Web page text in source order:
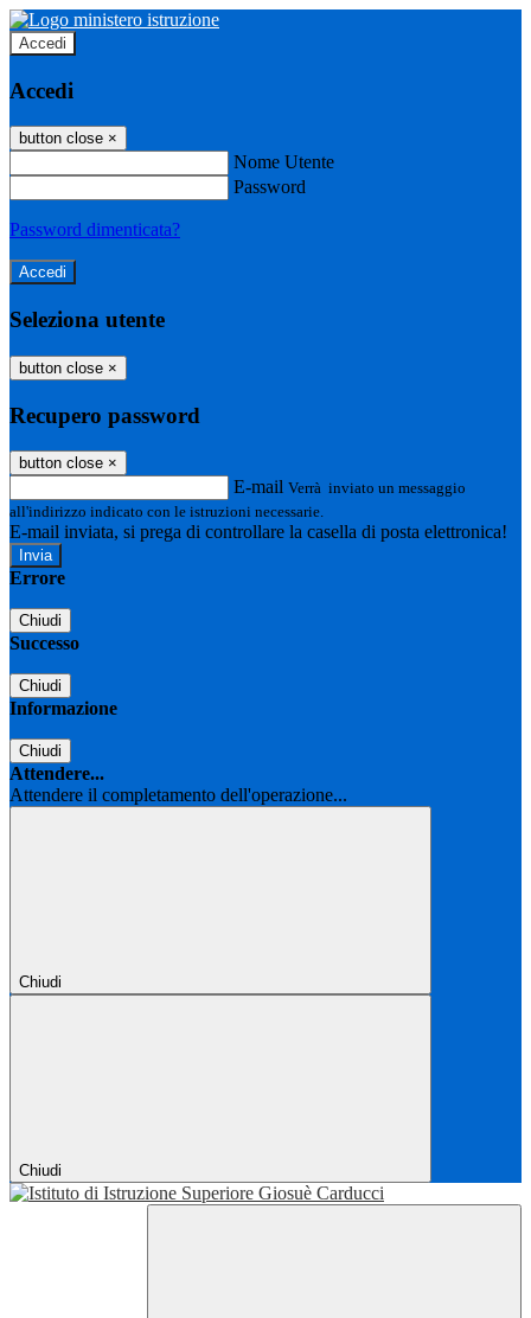
Accedi
Accedi
button close ×
Nome Utente
Password
Password dimenticata?
Seleziona utente
button close ×
Recupero password
button close ×
E-mail Verrà inviato un messaggio
all'indirizzo indicato con le istruzioni necessarie.
E-mail inviata, si prega di controllare la casella di posta elettronica!
Errore
Chiudi
Successo
Chiudi
Informazione
Chiudi
Attendere...
Attendere il completamento dell'operazione...
Chiudi
Chiudi